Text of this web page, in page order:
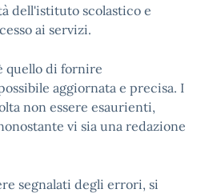
dell'istituto scolastico e
ai servizi.
quello di fornire
aggiornata e precisa. I
non essere esaurienti,
vi sia una redazione
segnalati degli errori, si